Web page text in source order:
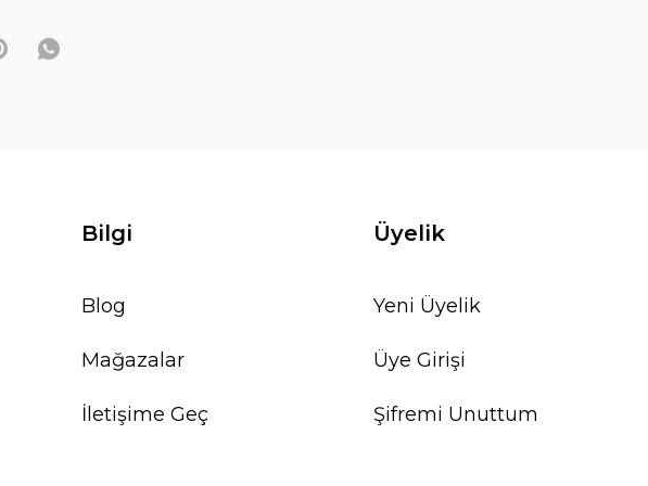
Bilgi
Blog
Mağazalar
İletişime Geç
Üyelik
Yeni Üyelik
Üye Girişi
Şifremi Unuttum